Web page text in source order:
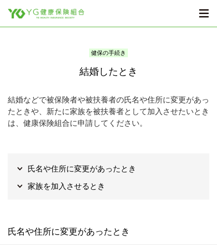
健保の手続き
結婚したとき
結婚などで被保険者や被扶養者の氏名や住所に変更があっ
たときや、新たに家族を被扶養者として加入させたいとき
は、健康保険組合に申請してください。
氏名や住所に変更があったとき
家族を加入させるとき
氏名や住所に変更があったとき